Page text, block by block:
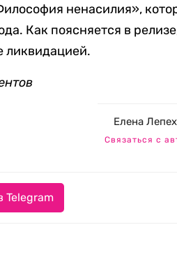
ненасилия»,
Как поясняется в
ликвидацией.
Елена
Связаться с
Telegram